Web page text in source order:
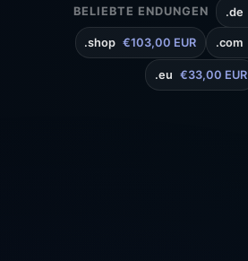
BELIEBTE ENDUNGEN .de
.shop €103,00 EUR .com
.eu €33,00 EUR